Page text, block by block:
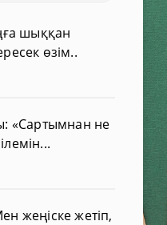
шыққан
өзім..
«Сартымнан не
жеңіске жетіп,